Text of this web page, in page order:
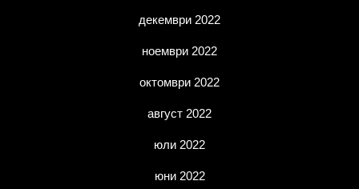
декември 2022
ноември 2022
октомври 2022
август 2022
юли 2022
юни 2022